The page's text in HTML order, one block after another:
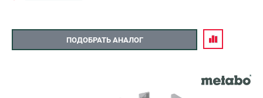
zakaz@metabo-market.ru
ПОДОБРАТЬ АНАЛОГ